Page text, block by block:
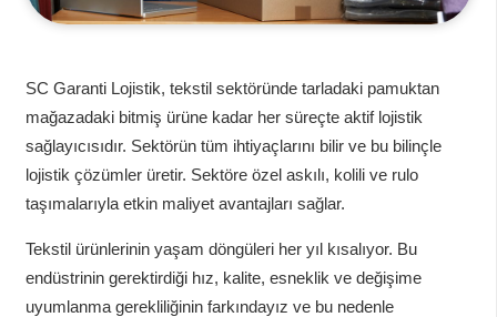
SC Garanti Lojistik, tekstil sektöründe tarladaki pamuktan
mağazadaki bitmiş ürüne kadar her süreçte aktif lojistik
sağlayıcısıdır. Sektörün tüm ihtiyaçlarını bilir ve bu bilinçle
lojistik çözümler üretir. Sektöre özel askılı, kolili ve rulo
taşımalarıyla etkin maliyet avantajları sağlar.
Tekstil ürünlerinin yaşam döngüleri her yıl kısalıyor. Bu
endüstrinin gerektirdiği hız, kalite, esneklik ve değişime
uyumlanma gerekliliğinin farkındayız ve bu nedenle